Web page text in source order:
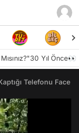
30 Yıl Önce👀
Telefonu Face